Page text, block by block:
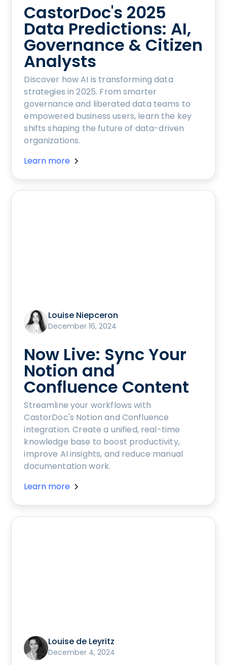
CastorDoc's 2025
Data Predictions: AI,
Governance & Citizen
Analysts
Discover how AI is transforming data
strategies in 2025. From smarter
governance and liberated data teams to
empowered business users, learn the key
shifts shaping the future of data-driven
organizations.
Learn more
Louise Niepceron
December 16, 2024
Now Live: Sync Your
Notion and
Confluence Content
Streamline your workflows with
CastorDoc's Notion and Confluence
integration. Create a unified, real-time
knowledge base to boost productivity,
improve AI insights, and reduce manual
documentation work.
Learn more
Louise de Leyritz
December 4, 2024